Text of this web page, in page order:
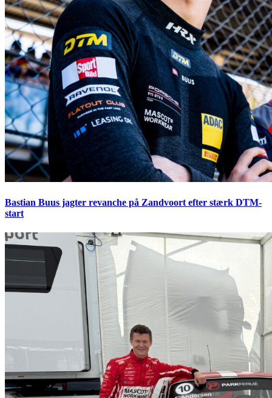
Bastian Buus jagter revanche på Zandvoort efter stærk DTM-
start